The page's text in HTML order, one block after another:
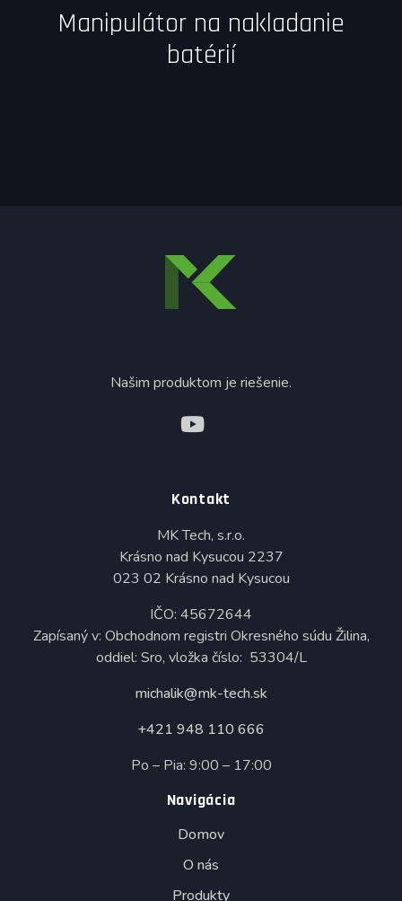
Manipulátor na nakladanie
batérií
Našim produktom je riešenie.
Kontakt
MK Tech, s.r.o.
Krásno nad Kysucou 2237
023 02 Krásno nad Kysucou
IČO: 45672644
Zapísaný v: Obchodnom registri Okresného súdu Žilina,
oddiel: Sro, vložka číslo: 53304/L
michalik@mk-tech.sk
+421 948 110 666
Po – Pia: 9:00 – 17:00
Navigácia
Domov
O nás
Produkty